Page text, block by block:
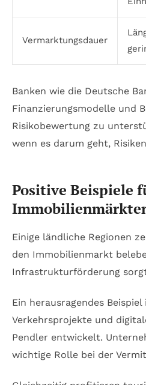
Vermarktungsdauer
Banken wie die Deutsche
Finanzierungsmodelle und
Risikobewertung zu
wenn es darum geht,
Positive Beispiele
Einige ländliche Regionen
den Immobilienmarkt
Infrastrukturförderung
Ein herausragendes
Verkehrsprojekte und
Pendler entwickelt.
wichtige Rolle bei der